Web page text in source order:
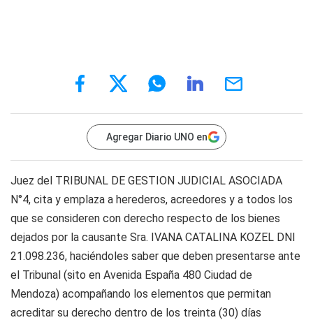
Agregar Diario UNO en
Juez del TRIBUNAL DE GESTION JUDICIAL ASOCIADA
N°4, cita y emplaza a herederos, acreedores y a todos los
que se consideren con derecho respecto de los bienes
dejados por la causante Sra. IVANA CATALINA KOZEL DNI
21.098.236, haciéndoles saber que deben presentarse ante
el Tribunal (sito en Avenida España 480 Ciudad de
Mendoza) acompañando los elementos que permitan
acreditar su derecho dentro de los treinta (30) días